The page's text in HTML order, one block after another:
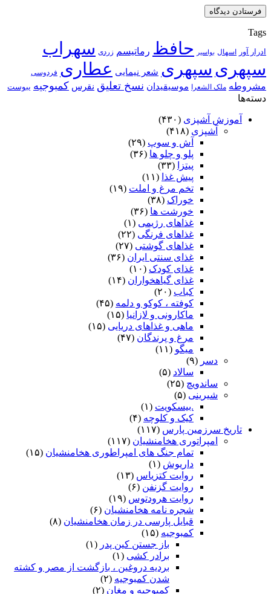
Tags
ادرار آور اسهال بواسیر حافظ رماتیسم زردی سهراب
سپهری سپهری شعر نیمایی عطاری فردوسی
مشروطه ملک الشعرا موسیقیدان نسخ تعلیق نقرس کمبوجیه یبوست
دسته‌ها
آموزش آشپزی (۴۳۰)
آشپزی (۴۱۸)
آش و سوپ (۲۹)
پلو و چلو ها (۳۶)
پیتزا
(۳۳)
پیش غذا (۱۱)
تخم مرغ و املت (۱۹)
خوراک (۳۸)
خورشت ها (۳۶)
غذاهای رژیمی (۱)
غذاهای فرنگی (۲۲)
غذاهای گوشتی (۲۷)
غذای سنتی ایران (۳۶)
غذای کودک (۱۰)
غذای گیاهخواران (۱۴)
کباب (۲۰)
کوفته ، کوکو و دلمه (۴۵)
ماکارونی و لازانیا (۱۵)
ماهی و غذاهای دریایی (۱۵)
مرغ و پرندگان (۴۷)
میگو (۱۱)
دسر (۹)
سالاد (۵)
ساندویچ (۲۵)
شیرینی (۵)
.بیسکویت (۱)
کیک و کلوچه (۴)
تاریخ سرزمین پارس (۱۱۷)
امپراتوری هخامنشیان (۱۱۷)
تمام جنگ های امپراطوری هخامنشیان (۱۵)
داریوش (۱)
روایت کتزیاس (۱۳)
روایت گزنفن (۶)
روایت هرودتوس (۱۹)
شجره نامه هخامنشیان (۶)
قبایل پارسی در زمان هخامنشیان (۸)
کمبوجیه (۱۵)
باز جستن کین پدر (۱)
برادر کشی (۱)
بردیه دروغین ، بازگشت از مصر و کشته
شدن کمبوجیه (۲)
کمبوجیه و مغان (۲)